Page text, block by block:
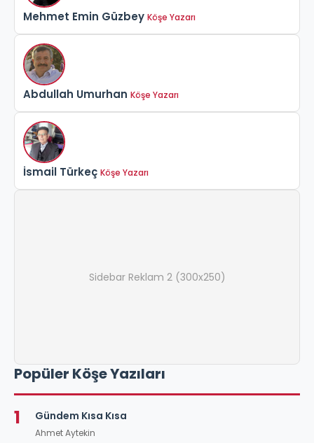
Mehmet Emin Güzbey Köşe Yazarı
Abdullah Umurhan Köşe Yazarı
İsmail Türkeç Köşe Yazarı
Sidebar Reklam 2 (300x250)
Popüler Köşe Yazıları
1 Gündem Kısa Kısa
Ahmet Aytekin